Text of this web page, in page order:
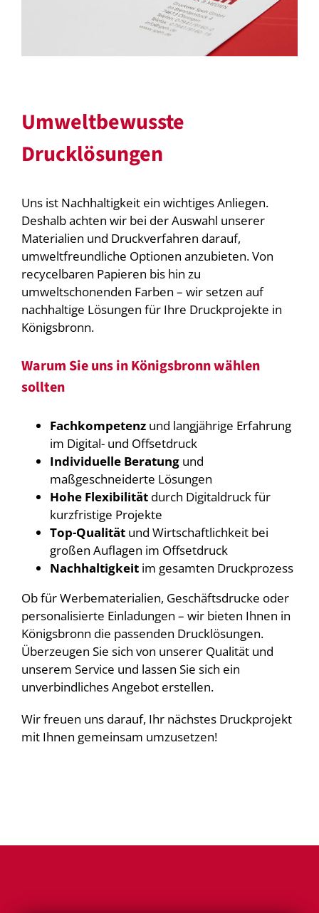
Umweltbewusste
Drucklösungen
Uns ist Nachhaltigkeit ein wichtiges Anliegen.
Deshalb achten wir bei der Auswahl unserer
Materialien und Druckverfahren darauf,
umweltfreundliche Optionen anzubieten. Von
recycelbaren Papieren bis hin zu
umweltschonenden Farben – wir setzen auf
nachhaltige Lösungen für Ihre Druckprojekte in
Königsbronn.
Warum Sie uns in Königsbronn wählen
sollten
Fachkompetenzund langjährige Erfahrung
im Digital- und Offsetdruck
Individuelle Beratungund
maßgeschneiderte Lösungen
Hohe Flexibilitätdurch Digitaldruck für
kurzfristige Projekte
Top-Qualitätund Wirtschaftlichkeit bei
großen Auflagen im Offsetdruck
Nachhaltigkeitim gesamten Druckprozess
Ob für Werbematerialien, Geschäftsdrucke oder
personalisierte Einladungen – wir bieten Ihnen in
Königsbronn die passenden Drucklösungen.
Überzeugen Sie sich von unserer Qualität und
unserem Service und lassen Sie sich ein
unverbindliches Angebot erstellen.
Wir freuen uns darauf, Ihr nächstes Druckprojekt
mit Ihnen gemeinsam umzusetzen!